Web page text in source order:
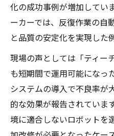
化の成功事例が増加してい
ーカーでは、反復作業の自
と品質の安定化を実現した
現場の声としては「ティー
も短期間で運用可能になっ
システムの導入で不良率が
的な効果が報告されていま
境に適合しないロボットを